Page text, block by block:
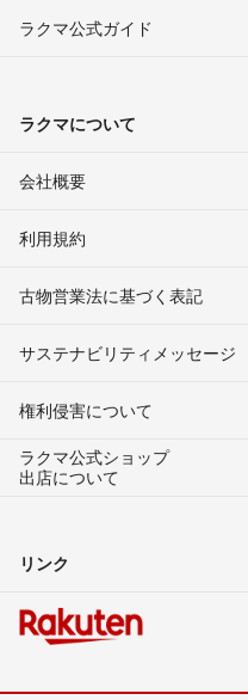
ラクマ公式ガイド
ラクマについて
会社概要
利用規約
古物営業法に基づく表記
サステナビリティメッセージ
権利侵害について
ラクマ公式ショップ
出店について
リンク